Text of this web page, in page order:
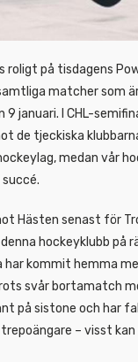
roligt på tisdagens
matcher som
9 januari. I CHL-
de tjeckiska
medan vår
Hästen senast för
hockeyklubb på
har kommit hemma
svår bortamatch
på sistone och har
– visst kan